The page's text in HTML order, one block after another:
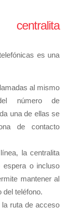
es una
al mismo
del número de
una de ellas se
de contacto
la centralita
espera o incluso
mantener al
del teléfono.
la ruta de acceso